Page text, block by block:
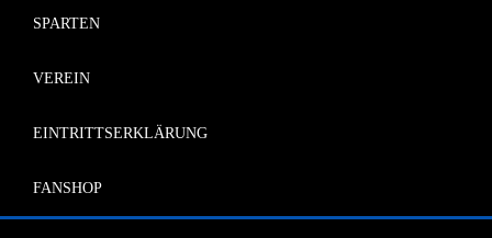
SPARTEN
VEREIN
EINTRITTSERKLÄRUNG
FANSHOP